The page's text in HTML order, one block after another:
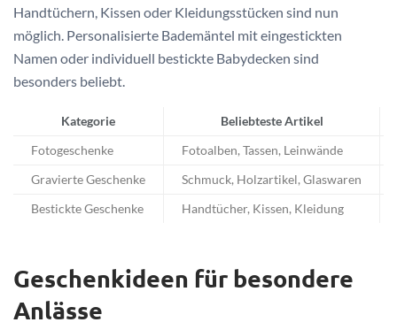
Handtüchern, Kissen oder Kleidungsstücken sind nun
möglich. Personalisierte Bademäntel mit eingestickten
Namen oder individuell bestickte Babydecken sind
besonders beliebt.
Kategorie Beliebteste Artikel
Fotogeschenke Fotoalben, Tassen, Leinwände
Gravierte Geschenke Schmuck, Holzartikel, Glaswaren
Bestickte Geschenke Handtücher, Kissen, Kleidung
Geschenkideen für besondere
Anlässe